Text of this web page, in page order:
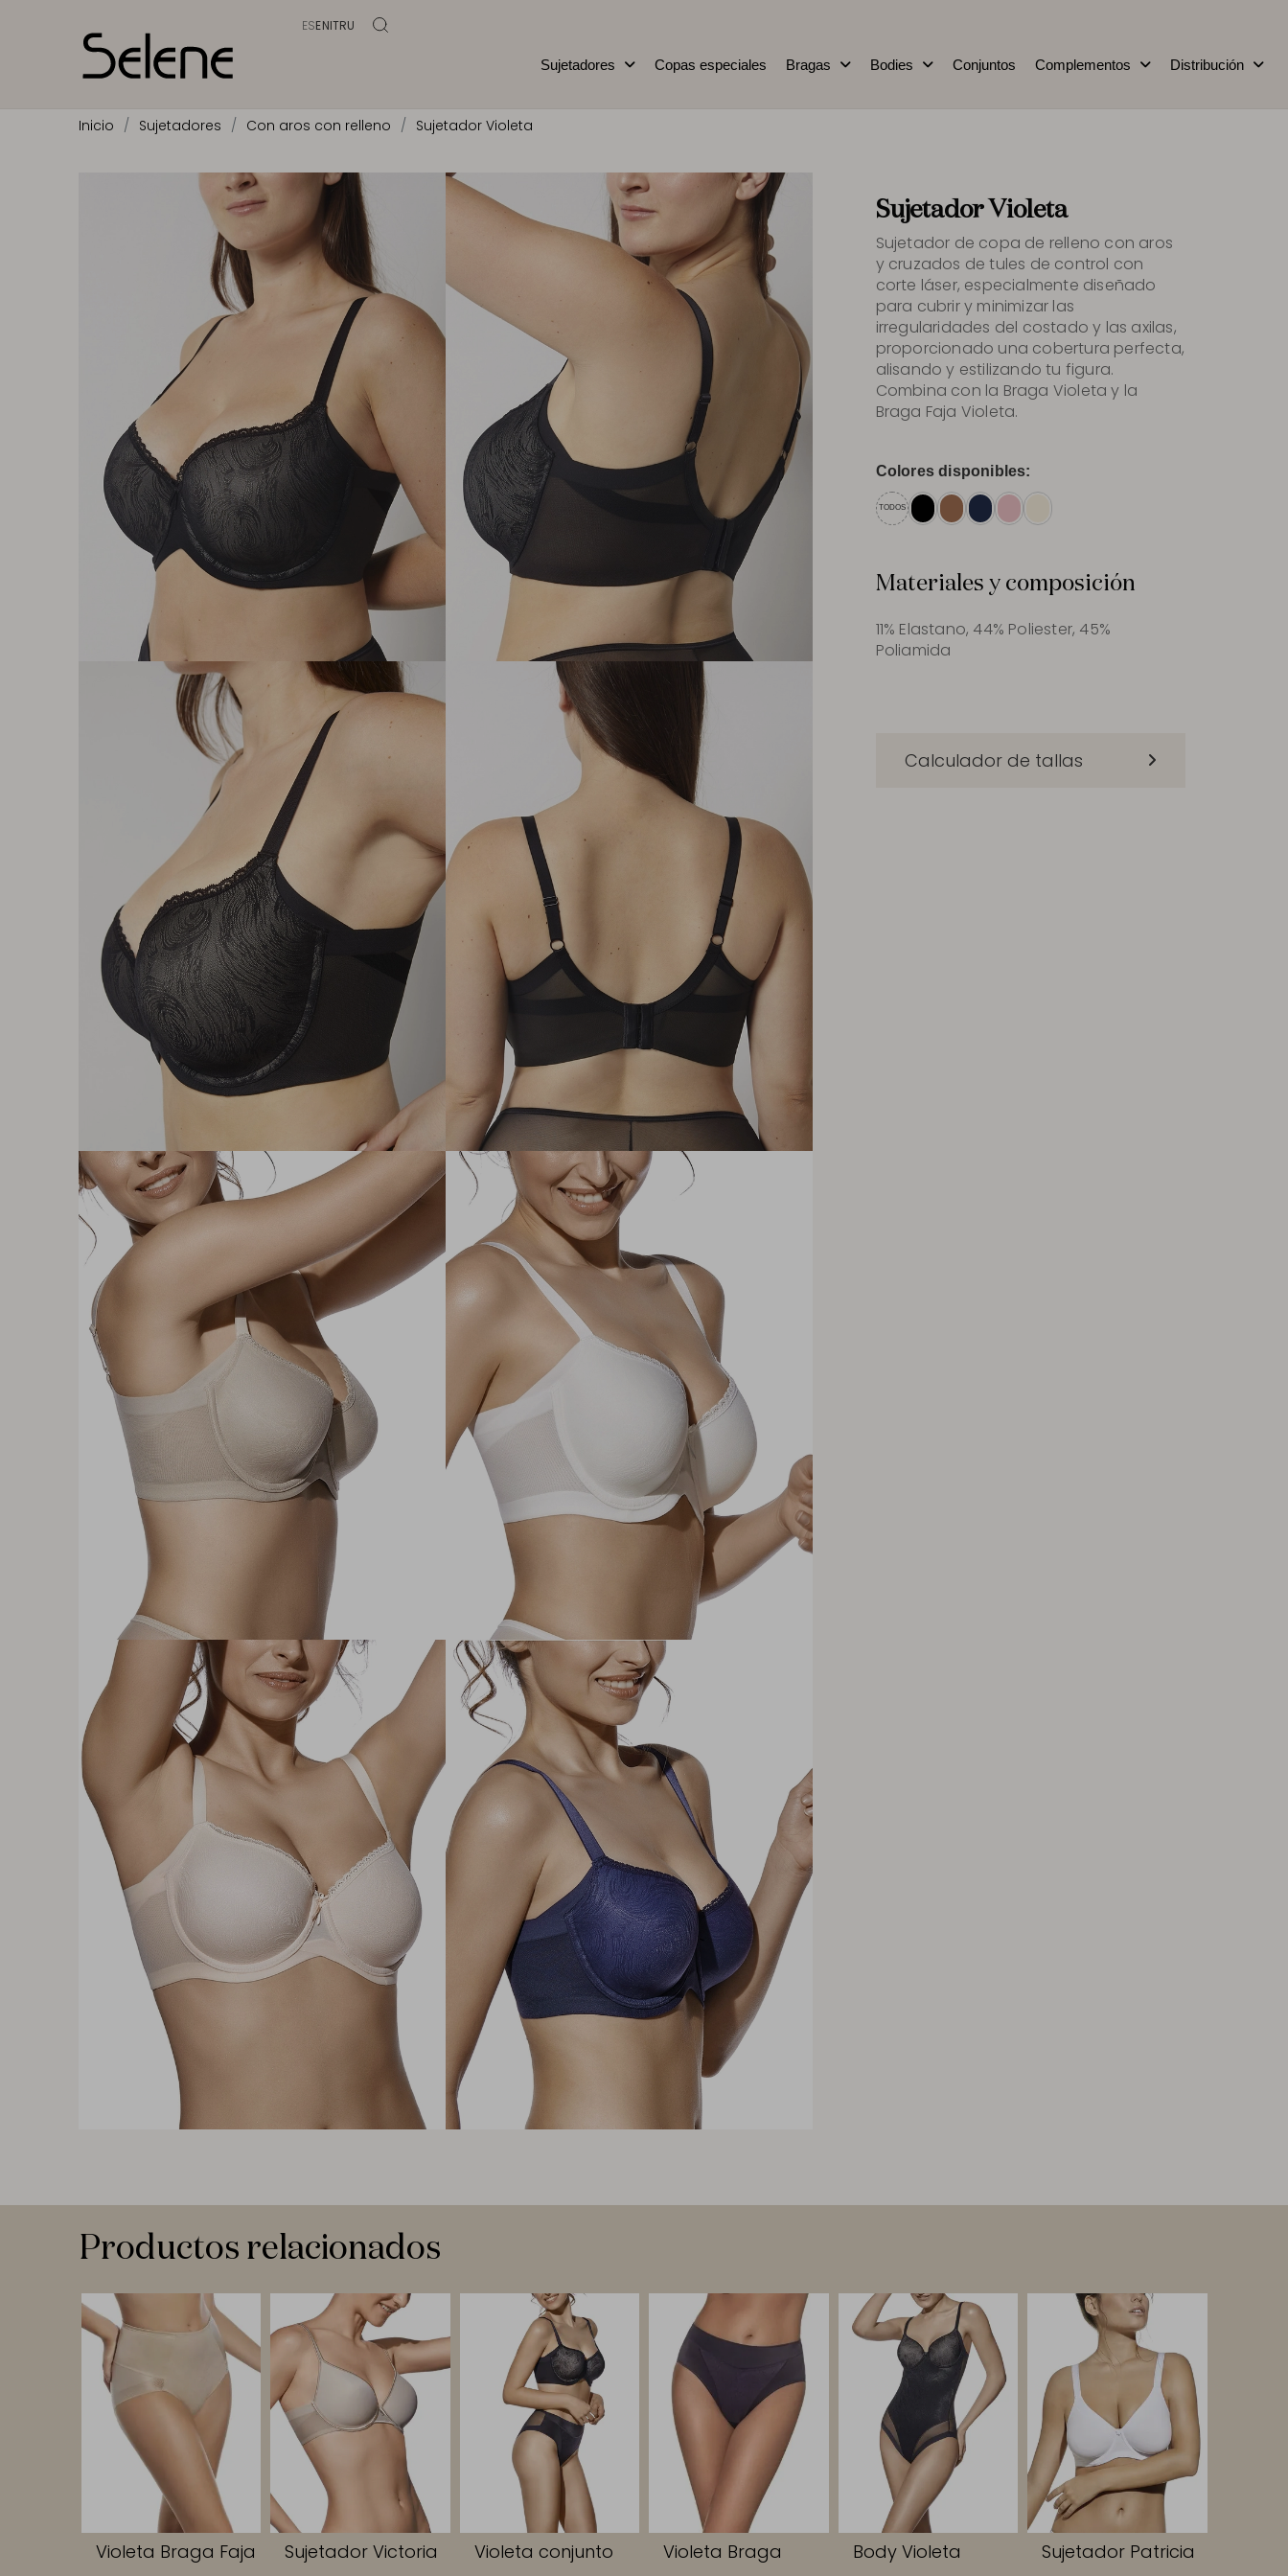
ESENITRU
Sujetadores Copas especiales Bragas Bodies Conjuntos Complementos Distribución
Inicio Sujetadores Con aros con relleno Sujetador Violeta
Sujetador Violeta
Sujetador de copa de relleno con aros
y cruzados de tules de control con
corte láser, especialmente diseñado
para cubrir y minimizar las
irregularidades del costado y las axilas,
proporcionado una cobertura perfecta,
alisando y estilizando tu figura.
Combina con la Braga Violeta y la
Braga Faja Violeta.
Colores disponibles:
TODOS
Materiales y composición
11% Elastano, 44% Poliester, 45%
Poliamida
Calculador de tallas
Productos relacionados
Violeta Braga Faja Sujetador Victoria Violeta conjunto Violeta Braga Body Violeta Sujetador Patricia